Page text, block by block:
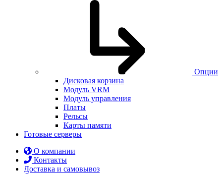
Опции
Дисковая корзина
Модуль VRM
Модуль управления
Платы
Рельсы
Карты памяти
Готовые серверы
О компании
Контакты
Доставка и самовывоз